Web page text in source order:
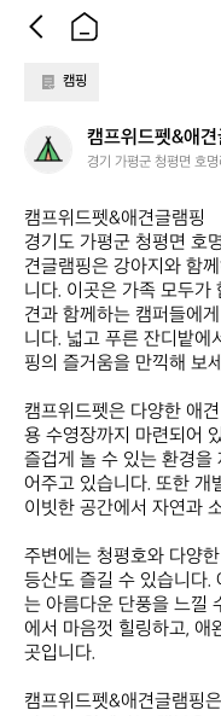
캠핑
프
드
펫
&
애
견
글
램
핑
캠프위드펫&애견
경기 가평군 청평면 호
캠프위드펫&애견글램핑
경기도 가평군 청평면 호
견글램핑은 강아지와 함
니다. 이곳은 가족 모두가
견과 함께하는 캠퍼들에
니다. 넓고 푸른 잔디밭에
핑의 즐거움을 만끽해 보
캠프위드펫은 다양한 애
용 수영장까지 마련되어
즐겁게 놀 수 있는 환경을
어주고 있습니다. 또한 개
이빗한 공간에서 자연과
주변에는 청평호와 다양
등산도 즐길 수 있습니다.
는 아름다운 단풍을 느낄
에서 마음껏 힐링하고, 애
곳입니다.
캠프위드펫&애견글램핑